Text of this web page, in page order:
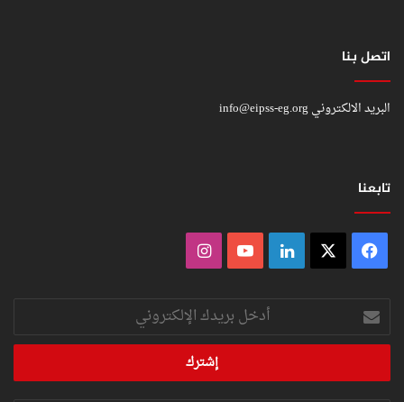
اتصل بنا
البريد الالكترونيinfo@eipss-eg.org
تابعنا
فيسبوك لينكدإن‫YouTubeانستقرام
أدخل
بريدك
الإلكتروني